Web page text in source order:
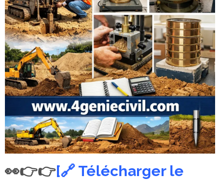
👀👉👉[🔗 Télécharger le